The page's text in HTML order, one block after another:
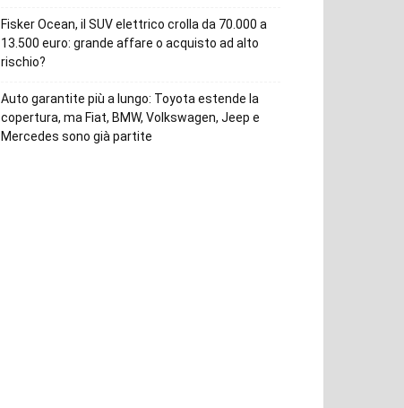
Fisker Ocean, il SUV elettrico crolla da 70.000 a
13.500 euro: grande affare o acquisto ad alto
rischio?
Auto garantite più a lungo: Toyota estende la
copertura, ma Fiat, BMW, Volkswagen, Jeep e
Mercedes sono già partite